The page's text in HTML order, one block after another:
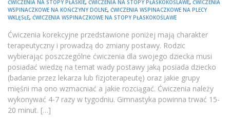
ĆWICZENIA NA STOPY PŁASKIE, ĆWICZENIA NA STOPY PŁASKOKOŚLAWE, ĆWICZENIA
WSPINACZKOWE NA KOŃCZYNY DOLNE, ĆWICZENIA WSPINACZKOWE NA PLECY
WKLĘSŁE, ĆWICZENIA WSPINACZKOWE NA STOPY PŁASKOKOŚLAWE
Ćwiczenia korekcyjne przedstawione poniżej mają charakter
terapeutyczny i prowadzą do zmiany postawy. Rodzic
wybierając poszczególne ćwiczenia dla swojego dziecka musi
posiadać wiedzę na temat wady postawy jaką posiada dziecko
(badanie przez lekarza lub fizjoterapeutę) oraz jakie grupy
mięśni ma ono wzmacniać a jakie rozciągać. Ćwiczenia należy
wykonywać 4-7 razy w tygodniu. Gimnastyka powinna trwać 15-
20 minut. […]